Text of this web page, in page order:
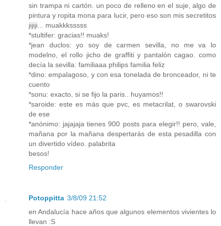
sin trampa ni cartón. un poco de relleno en el suje, algo de
pintura y ropita mona para lucir, pero eso son mis secretitos
jijiji... muakkksssss
*stultifer: gracias!! muaks!
*jean duclos: yo soy de carmen sevilla, no me va lo
modelno, el rollo jicho de graffiti y pantalón cagao. como
decía la sevilla: familiaaa philips familia feliz
*dino: empalagoso, y con esa tonelada de bronceador, ni te
cuento
*sonu: exacto, si se fijo la paris.. huyamos!!
*saroide: este es más que pvc, es metacrilat, o swarovski
de ese
*anónimo: jajajaja tienes 900 posts para elegir!! pero, vale,
mañana por la mañana despertarás de esta pesadilla con
un divertido vídeo. palabrita
besos!
Responder
Potoppitta 3/8/09 21:52
en Andalucía hace años que algunos elementos vivientes lo
llevan :S